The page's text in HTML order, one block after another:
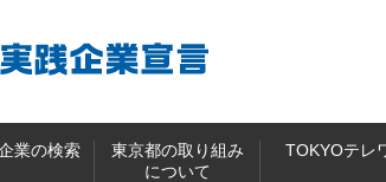
業の検索
東京都の取り組み
について
TOKYOテレ